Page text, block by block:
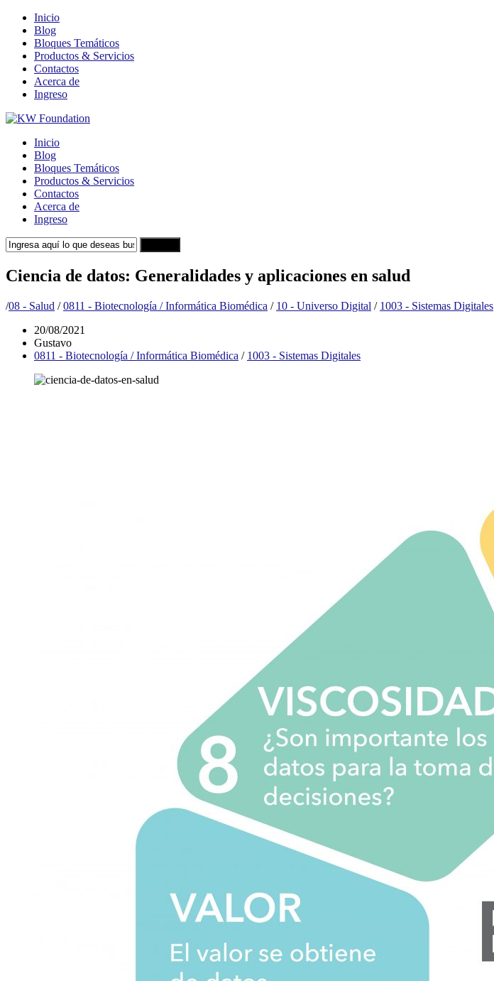
Inicio
Blog
Bloques Temáticos
Productos & Servicios
Contactos
Acerca de
Ingreso
Inicio
Blog
Bloques Temáticos
Productos & Servicios
Contactos
Acerca de
Ingreso
Ciencia de datos: Generalidades y aplicaciones en salud
/08 - Salud / 0811 - Biotecnología / Informática Biomédica / 10 - Universo Digital / 1003 - Sistemas Digitales
20/08/2021
Gustavo
0811 - Biotecnología / Informática Biomédica / 1003 - Sistemas Digitales